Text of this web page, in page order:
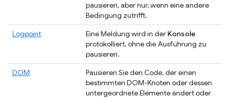
pausieren, aber nur, wenn eine andere
Bedingung zutrifft.
Logpoint
Eine Meldung wird in der Konsole
protokolliert, ohne die Ausführung zu
pausieren.
DOM
Pausieren Sie den Code, der einen
bestimmten DOM-Knoten oder dessen
untergeordnete Elemente ändert oder